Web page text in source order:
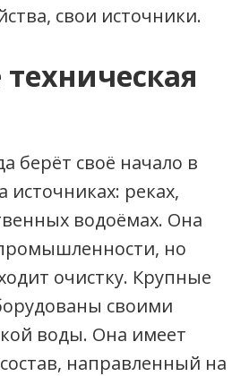
свои источники.
берёт своё начало в
источниках: реках,
водоёмах. Она
но
очистку. Крупные
своими
воды. Она имеет
направленный на